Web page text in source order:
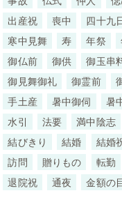
出産祝
喪中 四十九
寒中見舞
寿 年祭
御仏前
御供 御玉串
御見舞御礼
御霊前
手土産
暑中御伺 暑
水引
法要 満中陰志
結びきり
結婚 結婚
訪問
贈りもの 転勤
退院祝
通夜 金額の